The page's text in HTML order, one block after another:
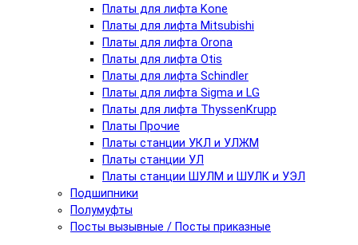
Платы для лифта Kone
Платы для лифта Mitsubishi
Платы для лифта Orona
Платы для лифта Otis
Платы для лифта Schindler
Платы для лифта Sigma и LG
Платы для лифта ThyssenKrupp
Платы Прочие
Платы станции УКЛ и УЛЖМ
Платы станции УЛ
Платы станции ШУЛМ и ШУЛК и УЭЛ
Подшипники
Полумуфты
Посты вызывные / Посты приказные